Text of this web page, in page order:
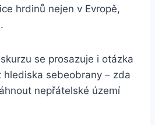
hrdinů nejen v Evropě,
se prosazuje i otázka
hlediska sebeobrany – zda
nepřátelské území